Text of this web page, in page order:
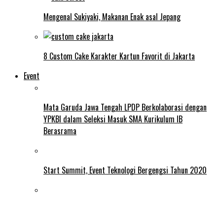
Mengenal Sukiyaki, Makanan Enak asal Jepang
8 Custom Cake Karakter Kartun Favorit di Jakarta
Event
Mata Garuda Jawa Tengah LPDP Berkolaborasi dengan
YPKBI dalam Seleksi Masuk SMA Kurikulum IB
Berasrama
Start Summit, Event Teknologi Bergengsi Tahun 2020